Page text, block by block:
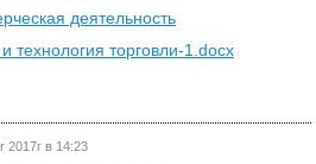
деятельность
технология торговли-1.docx
2017г в 14:23